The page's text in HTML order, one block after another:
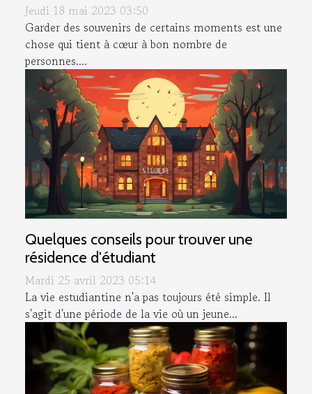
Jeudi 18 mai 2023 03:50
Garder des souvenirs de certains moments est une
chose qui tient à cœur à bon nombre de
personnes....
Quelques conseils pour trouver une
résidence d'étudiant
Mardi 25 avril 2023 05:14
La vie estudiantine n'a pas toujours été simple. Il
s'agit d'une période de la vie où un jeune...